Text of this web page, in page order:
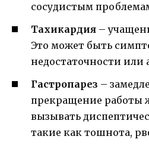
сосудистым
Тахикардия –
Это может быть
недостаточности или
Гастропарез –
прекращение работы
вызывать
такие как тошнота,